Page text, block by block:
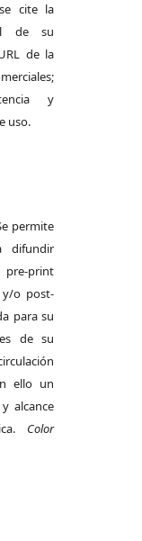
cite la
de su
de la
y
uso.
permite
difundir
pre-print
y/o post-
para su
de su
ello un
alcance
Color